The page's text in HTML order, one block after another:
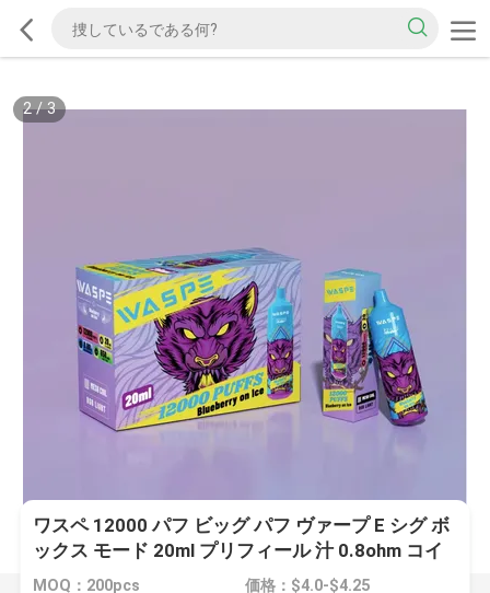
2/3
ワスペ 12000 パフ ビッグ パフ ヴァープ E シグ ボ
ックス モード 20ml プリフィール 汁 0.8ohm コイ
ル
MOQ：200pcs 価格：$4.0-$4.25